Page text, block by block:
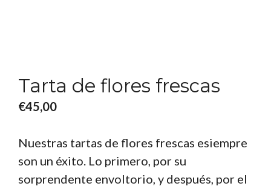
Tarta de flores frescas
€45,00
Nuestras tartas de flores frescas esiempre
son un éxito. Lo primero, por su
sorprendente envoltorio, y después, por el